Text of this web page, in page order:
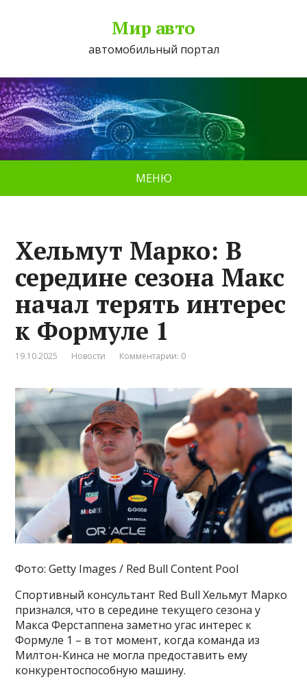
Мир авто
автомобильный портал
МЕНЮ
Хельмут Марко: В
середине сезона Макс
начал терять интерес
к Формуле 1
19.10.2025 Новости Комментарии: 0
Фото: Getty Images / Red Bull Content Pool
Спортивный консультант Red Bull Хельмут Марко
признался, что в середине текущего сезона у
Макса Ферстаппена заметно угас интерес к
Формуле 1 – в тот момент, когда команда из
Милтон-Кинса не могла предоставить ему
конкурентоспособную машину.